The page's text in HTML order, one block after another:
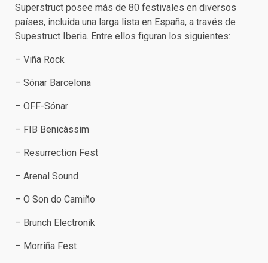
Superstruct posee más de 80 festivales en diversos
países, incluida una larga lista en España, a través de
Supestruct Iberia. Entre ellos figuran los siguientes:
– Viña Rock
– Sónar Barcelona
– OFF-Sónar
– FIB Benicàssim
– Resurrection Fest
– Arenal Sound
– O Son do Camiño
– Brunch Electronik
– Morriña Fest